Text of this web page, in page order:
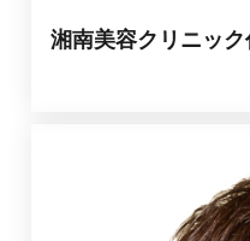
湘南美容クリニッ